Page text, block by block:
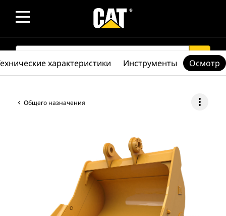
SEARCH search
Общего назначения more_vert
характеристики Инструменты Осмотр